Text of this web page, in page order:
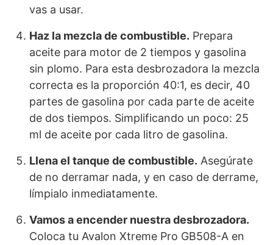
vas a usar.
Haz la mezcla de combustible. Prepara
aceite para motor de 2 tiempos y gasolina
sin plomo. Para esta desbrozadora la mezcla
correcta es la proporción 40:1, es decir, 40
partes de gasolina por cada parte de aceite
de dos tiempos. Simplificando un poco: 25
ml de aceite por cada litro de gasolina.
Llena el tanque de combustible. Asegúrate
de no derramar nada, y en caso de derrame,
límpialo inmediatamente.
Vamos a encender nuestra desbrozadora.
Coloca tu Avalon Xtreme Pro GB508-A en